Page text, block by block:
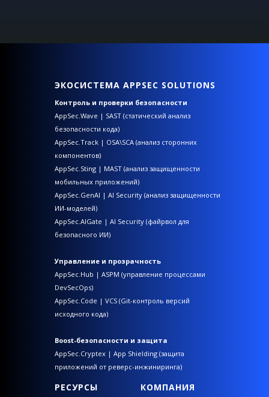
ЭКОСИСТЕМА APPSEC SOLUTIONS
Контроль и проверки безопасности
AppSec.Wave | SAST (статический анализ
безопасности кода)
AppSec.Track | OSA\SCA (анализ сторонних
компонентов)
AppSec.Sting | MAST (анализ защищенности
мобильных приложений)
AppSec.GenAI | AI Security (анализ защищенности
ИИ-моделей)
AppSec.AIGate | AI Security (файрвол для
безопасного ИИ)
Управление и прозрачность
AppSec.Hub | ASPM (управление процессами
DevSecOps)
AppSec.Code | VCS (Git-контроль версий
исходного кода)
Boost-безопасности и защита
AppSec.Cryptex | App Shielding (защита
приложений от реверс-инжиниринга)
РЕСУРСЫ КОМПАНИЯ